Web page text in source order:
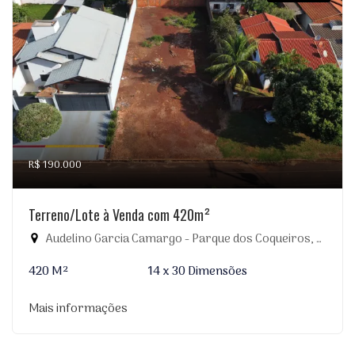
R$ 190.000
Terreno/Lote à Venda com 420m²
Audelino Garcia Camargo - Parque dos Coqueiros, Dourados-MS
420 M²
14 x 30 Dimensões
Mais informações